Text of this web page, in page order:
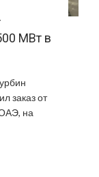
МВт в
заказ от
на